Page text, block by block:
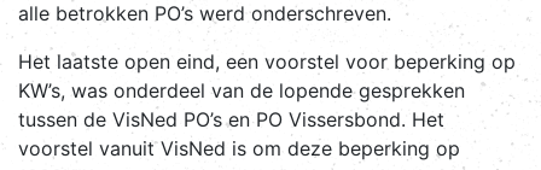
alle betrokken PO’s werd onderschreven.
Het laatste open eind, een voorstel voor beperking op
KW’s, was onderdeel van de lopende gesprekken
tussen de VisNed PO’s en PO Vissersbond. Het
voorstel vanuit VisNed is om deze beperking op